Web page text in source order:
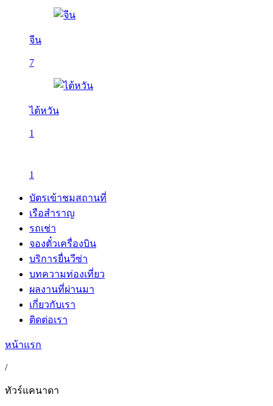
จีน
7
ไต้หวัน
1
1
บัตรเข้าชมสถานที่
เรือสำราญ
รถเช่า
จองตั๋วเครื่องบิน
บริการยื่นวีซ่า
บทความท่องเที่ยว
ผลงานที่ผ่านมา
เกี่ยวกับเรา
ติดต่อเรา
หน้าแรก
/
ทัวร์แคนาดา